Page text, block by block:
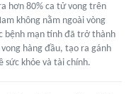
hơn 80% ca tử vong trên
không nằm ngoài vòng
bệnh mạn tính đã trở thành
hàng đầu, tạo ra gánh
sức khỏe và tài chính.